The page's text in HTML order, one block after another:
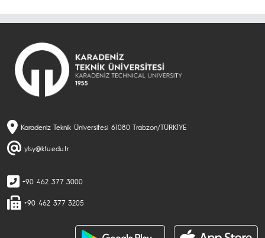
Karadeniz Teknik Üniversitesi 61080 Trabzon/TÜRKİYE
ylsy@ktu.edu.tr
+90 462 377 3000
+90 462 377 3205